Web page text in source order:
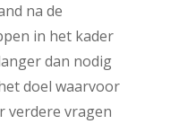
na de
in het kader
dan nodig
doel waarvoor
verdere vragen